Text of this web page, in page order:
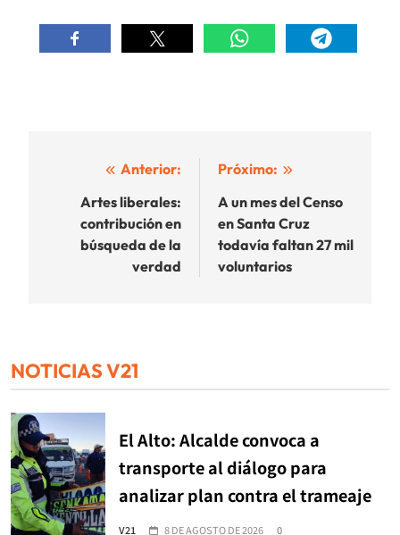
Navegación
entradas
Anterior:
Artes liberales:
contribución en
búsqueda de la
verdad
Próximo:
A un mes del Censo
en Santa Cruz
todavía faltan 27 mil
voluntarios
NOTICIAS V21
El Alto: Alcalde convoca a
transporte al diálogo para
analizar plan contra el trameaje
V21 8 DE AGOSTO DE 2026 0